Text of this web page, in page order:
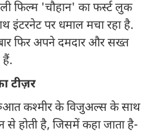
फिल्म 'चौहान' का फर्स्ट लुक
इंटरनेट पर धमाल मचा रहा है.
फिर अपने दमदार और सख्त
टीज़र
कश्मीर के विजुअल्स के साथ
से होती है, जिसमें कहा जाता है-